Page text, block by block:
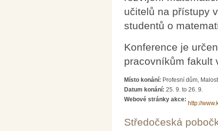
učitelů na přístupy
studentů o
Konference je
pracovníkům fakult
Místo konání: Profesní dům,
Datum konání: 25. 9. to 26. 9.
Webové stránky akce:
http://
Středočeská